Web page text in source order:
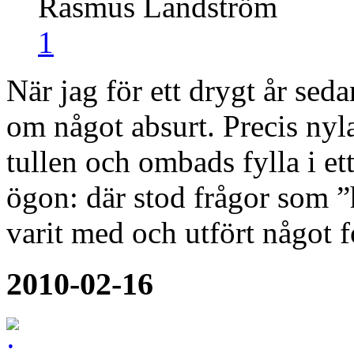
Rasmus Landström
1
När jag för ett drygt år
om något absurt. Precis
tullen och ombads fylla i
ögon: där stod frågor som
varit med och utfört
2010-02-16